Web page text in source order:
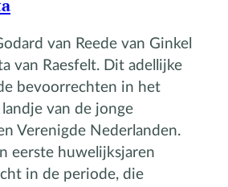
van Reede van Ginkel
van Raesfelt. Dit adellijke
bevoorrechten in het
van de jonge
Verenigde Nederlanden.
eerste huwelijksjaren
in de periode, die